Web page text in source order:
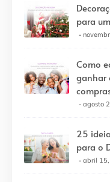
para
Como
ganhar
agosto
25
para o
abril